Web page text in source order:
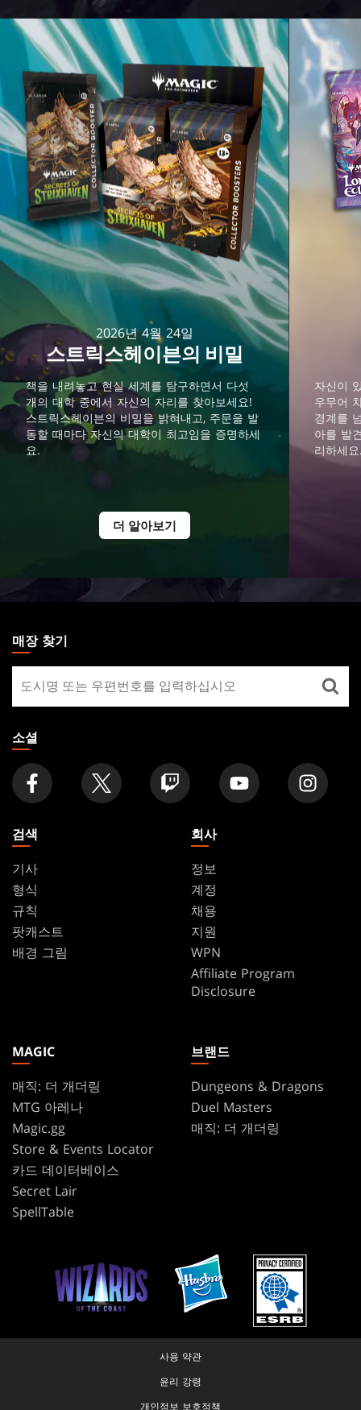
2026년 4월 24일
스트릭스헤이븐의 비밀
책을 내려놓고 현실 세계를 탐구하면서 다섯
개의 대학 중에서 자신의 자리를 찾아보세요!
스트릭스헤이븐의 비밀을 밝혀내고, 주문을 발
동할 때마다 자신의 대학이 최고임을 증명하세
요.
더 알아보기
자신이
우무어
경계를
아를 발
리하세
THE
GATHERING
FOOTER
매장 찾기
장
찾
기
소셜
검색
기사
형식
규칙
팟캐스트
배경 그림
회사
정보
계정
채용
지원
WPN
Affiliate Program
Disclosure
MAGIC
매직: 더 개더링
MTG 아레나
Magic.gg
Store & Events Locator
카드 데이터베이스
Secret Lair
SpellTable
브랜드
Dungeons & Dragons
Duel Masters
매직: 더 개더링
사용 약관
윤리 강령
개인정보 보호정책